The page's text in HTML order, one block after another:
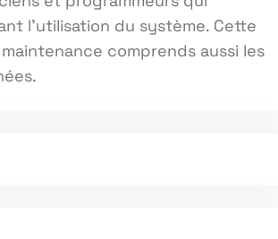
l’utilisation du système. Cette
comprends aussi les